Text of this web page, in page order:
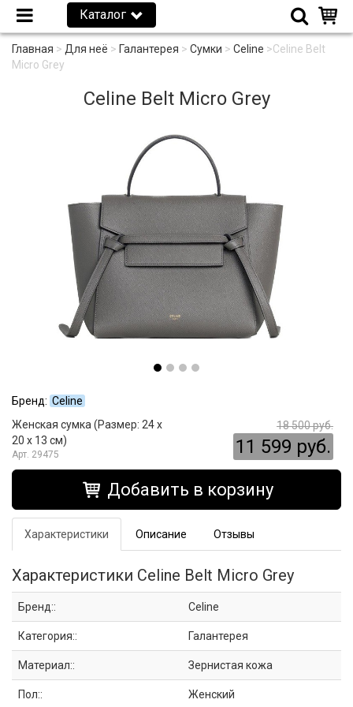
Каталог
Главная > Для неё > Галантерея > Сумки > Celine >Celine Belt
Micro Grey
Celine Belt Micro Grey
Бренд: Celine
Женская сумка (Размер: 24 x
20 x 13 см)
29475
18 500 руб.
11 599 руб.
Добавить в корзину
Характеристики Описание Отзывы
Характеристики Celine Belt Micro Grey
Бренд:: Celine
Категория:: Галантерея
Материал:: Зернистая кожа
Пол:: Женский